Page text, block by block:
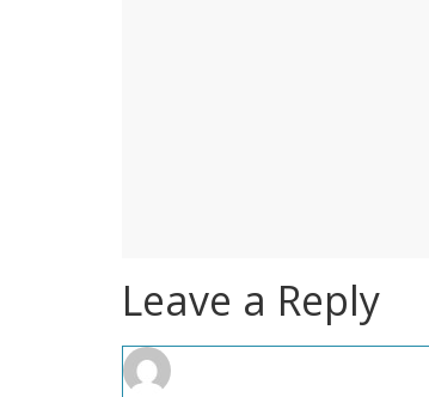
Leave a Reply